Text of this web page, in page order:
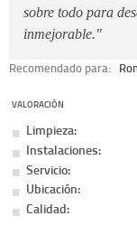
sobre todo para
inmejorable."
Recomendado para:
VALORACIÓN
Limpieza:
Instalaciones:
Servicio:
Ubicación:
Calidad: